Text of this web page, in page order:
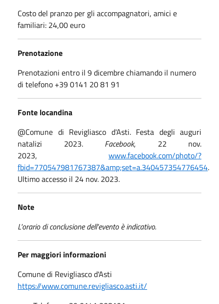
Costo del pranzo per gli accompagnatori, amici e
familiari: 24,00 euro
Prenotazione
Prenotazioni entro il 9 dicembre chiamando il numero
di telefono +39 0141 20 81 91
Fonte locandina
@Comune di Revigliasco d'Asti. Festa degli auguri
natalizi 2023. Facebook, 22 nov.
2023, www.facebook.com/photo/?
fbid=770547981767387&amp;set=a.340457354776454.
Ultimo accesso il 24 nov. 2023.
Note
L'orario di conclusione dell'evento è indicativo.
Per maggiori informazioni
Comune di Revigliasco d'Asti
https://www.comune.revigliasco.asti.it/